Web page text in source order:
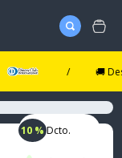
🚚
10 % Dcto.